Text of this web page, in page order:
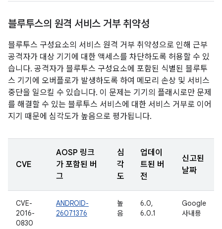
블루투스의 원격 서비스 거부 취약성
블루투스 구성요소의 서비스 원격 거부 취약성으로 인해 근부
공격자가 대상 기기에 대한 액세스를 차단하도록 허용할 수 있
습니다. 공격자가 블루투스 구성요소에 포함된 식별된 블루투
스 기기에 오버플로가 발생하도록 하여 메모리 손상 및 서비스
중단을 일으킬 수 있습니다. 이 문제는 기기의 플래시로만 문제
를 해결할 수 있는 블루투스 서비스에 대한 서비스 거부로 이어
지기 때문에 심각도가 높음으로 평가됩니다.
CVE
AOSP 링크
가 포함된 버
그
심
각
도
업데이
트된 버
전
신고된
날짜
CVE-
2016-
0830
ANDROID-
26071376
높
음
6.0,
6.0.1
Google
사내용